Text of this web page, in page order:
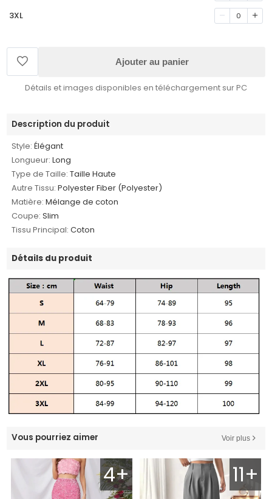
3XL 0
Ajouter au panier
Détails et images disponibles en téléchargement sur PC
Description du produit
Style: Élégant
Longueur: Long
Type de Taille: Taille Haute
Autre Tissu: Polyester Fiber (Polyester)
Matière: Mélange de coton
Coupe: Slim
Tissu Principal: Coton
Détails du produit
Vous pourriez aimer Voir plus
4+ 11+